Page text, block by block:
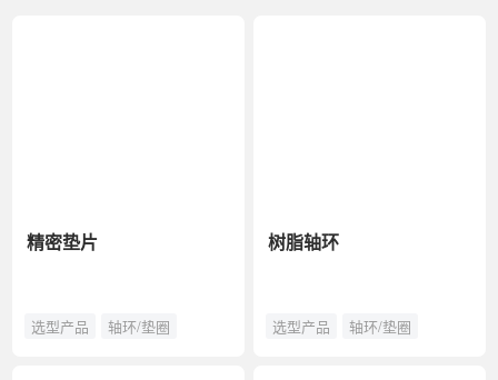
精密垫片
选型产品 轴环/垫圈
树脂轴环
选型产品 轴环/垫圈